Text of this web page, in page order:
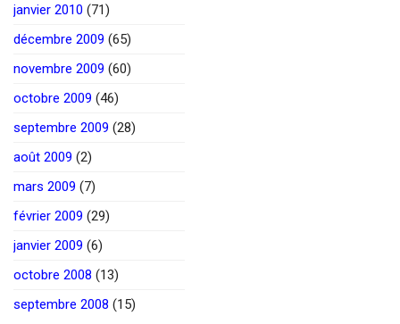
janvier 2010 (71)
décembre 2009 (65)
novembre 2009 (60)
octobre 2009 (46)
septembre 2009 (28)
août 2009 (2)
mars 2009 (7)
février 2009 (29)
janvier 2009 (6)
octobre 2008 (13)
septembre 2008 (15)